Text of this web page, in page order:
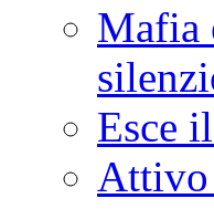
Mafia
Esce
Attivo